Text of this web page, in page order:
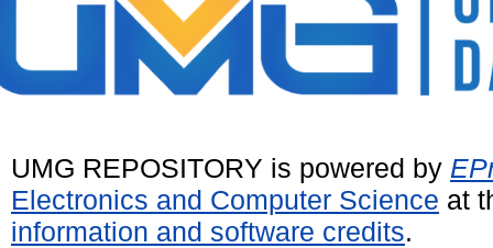
UMG REPOSITORY is powered by
Electronics and Computer Science at
information and software credits.